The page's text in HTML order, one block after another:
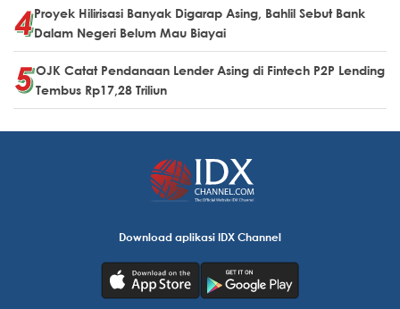
Proyek Hilirisasi Banyak Digarap Asing, Bahlil Sebut Bank
Dalam Negeri Belum Mau Biayai
OJK Catat Pendanaan Lender Asing di Fintech P2P Lending
Tembus Rp17,28 Triliun
Download aplikasi IDX Channel